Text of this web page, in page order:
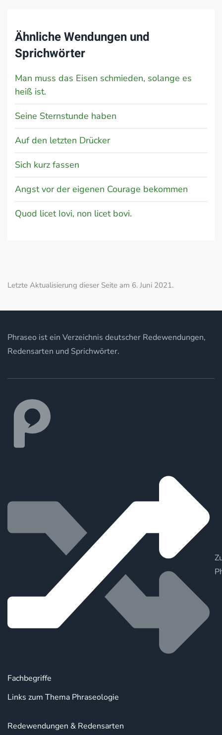
Ähnliche Wendungen und
Sprichwörter
Man muss das Eisen schmieden, solange es
heiß ist.
Seine Sternstunde haben
Auf den letzten Drücker
Sich kurz fassen
Angst vor der eigenen Courage bekommen
Quod licet Iovi, non licet bovi.
Letzte Aktualisierung dieser Seite am 6. Juni 2021.
Phraseo ist ein Verzeichnis deutscher Redewendungen,
Redensarten und Sprichwörter.
Fachbegriffe
Links zum Thema Phraseologie
Redewendungen & Redensarten